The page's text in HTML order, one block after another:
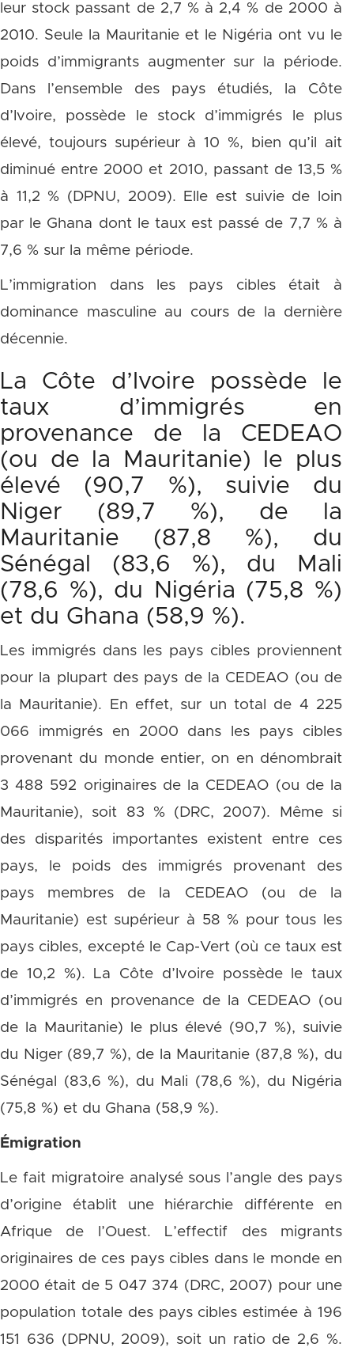
leur stock passant de 2,7 % à 2,4 % de 2000 à
2010. Seule la Mauritanie et le Nigéria ont vu le
poids d’immigrants augmenter sur la période.
Dans l’ensemble des pays étudiés, la Côte
d’Ivoire, possède le stock d’immigrés le plus
élevé, toujours supérieur à 10 %, bien qu’il ait
diminué entre 2000 et 2010, passant de 13,5 %
à 11,2 % (DPNU, 2009). Elle est suivie de loin
par le Ghana dont le taux est passé de 7,7 % à
7,6 % sur la même période.
L’immigration dans les pays cibles était à
dominance masculine au cours de la dernière
décennie.
La Côte d’Ivoire possède le
taux d’immigrés en
provenance de la CEDEAO
(ou de la Mauritanie) le plus
élevé (90,7 %), suivie du
Niger (89,7 %), de la
Mauritanie (87,8 %), du
Sénégal (83,6 %), du Mali
(78,6 %), du Nigéria (75,8 %)
et du Ghana (58,9 %).
Les immigrés dans les pays cibles proviennent
pour la plupart des pays de la CEDEAO (ou de
la Mauritanie). En effet, sur un total de 4 225
066 immigrés en 2000 dans les pays cibles
provenant du monde entier, on en dénombrait
3 488 592 originaires de la CEDEAO (ou de la
Mauritanie), soit 83 % (DRC, 2007). Même si
des disparités importantes existent entre ces
pays, le poids des immigrés provenant des
pays membres de la CEDEAO (ou de la
Mauritanie) est supérieur à 58 % pour tous les
pays cibles, excepté le Cap-Vert (où ce taux est
de 10,2 %). La Côte d’Ivoire possède le taux
d’immigrés en provenance de la CEDEAO (ou
de la Mauritanie) le plus élevé (90,7 %), suivie
du Niger (89,7 %), de la Mauritanie (87,8 %), du
Sénégal (83,6 %), du Mali (78,6 %), du Nigéria
(75,8 %) et du Ghana (58,9 %).
Émigration
Le fait migratoire analysé sous l’angle des pays
d’origine établit une hiérarchie différente en
Afrique de l’Ouest. L’effectif des migrants
originaires de ces pays cibles dans le monde en
2000 était de 5 047 374 (DRC, 2007) pour une
population totale des pays cibles estimée à 196
151 636 (DPNU, 2009), soit un ratio de 2,6 %.